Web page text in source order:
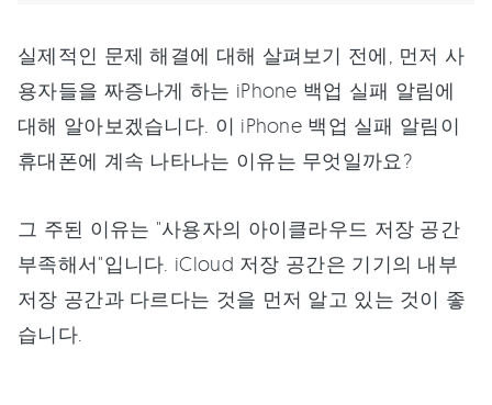
실제적인 문제 해결에 대해 살펴보기 전에, 먼저 사
용자들을 짜증나게 하는 iPhone 백업 실패 알림에
대해 알아보겠습니다. 이 iPhone 백업 실패 알림이
휴대폰에 계속 나타나는 이유는 무엇일까요?
그 주된 이유는 "사용자의 아이클라우드 저장 공간
부족해서"입니다. iCloud 저장 공간은 기기의 내부
저장 공간과 다르다는 것을 먼저 알고 있는 것이 좋
습니다.